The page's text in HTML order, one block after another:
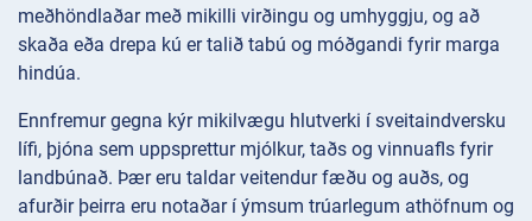
meðhöndlaðar með mikilli virðingu og umhyggju, og að
skaða eða drepa kú er talið tabú og móðgandi fyrir marga
hindúa.
Ennfremur gegna kýr mikilvægu hlutverki í sveitaindversku
lífi, þjóna sem uppsprettur mjólkur, taðs og vinnuafls fyrir
landbúnað. Þær eru taldar veitendur fæðu og auðs, og
afurðir þeirra eru notaðar í ýmsum trúarlegum athöfnum og